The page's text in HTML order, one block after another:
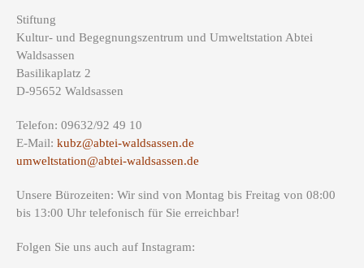
Stiftung
Kultur- und Begegnungszentrum und Umweltstation Abtei
Waldsassen
Basilikaplatz 2
D-95652 Waldsassen
Telefon: 09632/92 49 10
E-Mail: kubz@abtei-waldsassen.de
umweltstation@abtei-waldsassen.de
Unsere Bürozeiten: Wir sind von Montag bis Freitag von 08:00
bis 13:00 Uhr telefonisch für Sie erreichbar!
Folgen Sie uns auch auf Instagram: